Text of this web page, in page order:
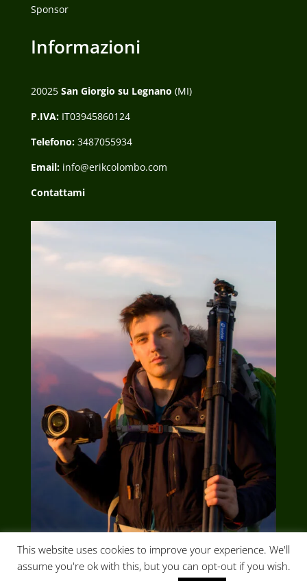
Sponsor
Informazioni
20025 San Giorgio su Legnano (MI)
P.IVA: IT03945860124
Telefono:3487055934
Email:info@erikcolombo.com
Contattami
This website uses cookies to improve your experience. We'll
assume you're ok with this, but you can opt-out if you wish.